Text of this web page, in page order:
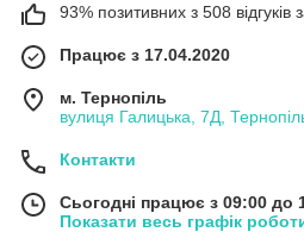
93% позитивних з 508 відгуків
Працює з 17.04.2020
м. Тернопіль
вулиця Галицька, 7Д,
Контакти
Сьогодні працює з 09:00 до
Показати весь графік